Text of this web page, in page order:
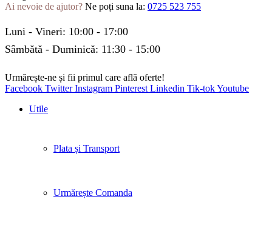
Ai nevoie de ajutor? Ne poți suna la: 0725 523 755
Luni - Vineri: 10:00 - 17:00
Sâmbătă - Duminică: 11:30 - 15:00
Urmărește-ne și fii primul care află oferte!
Facebook Twitter Instagram Pinterest Linkedin Tik-tokYoutube
Utile
Plata și Transport
Urmărește Comanda